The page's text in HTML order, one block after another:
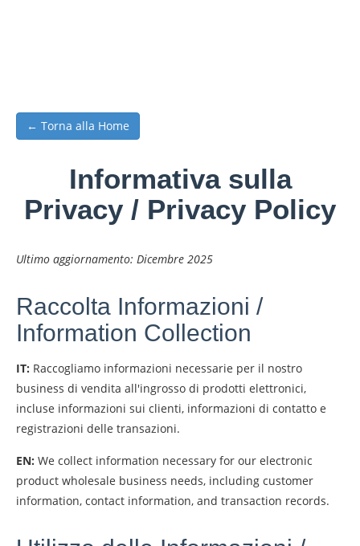
← Torna alla Home
Informativa sulla
Privacy / Privacy Policy
Ultimo aggiornamento: Dicembre 2025
Raccolta Informazioni /
Information Collection
IT: Raccogliamo informazioni necessarie per il nostro
business di vendita all'ingrosso di prodotti elettronici,
incluse informazioni sui clienti, informazioni di contatto e
registrazioni delle transazioni.
EN: We collect information necessary for our electronic
product wholesale business needs, including customer
information, contact information, and transaction records.